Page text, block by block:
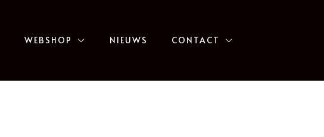
WEBSHOP NIEUWS CONTACT